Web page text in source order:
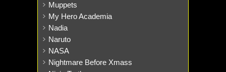
Muppets
My Hero Academia
Nadia
Naruto
NASA
Nightmare Before Xmass